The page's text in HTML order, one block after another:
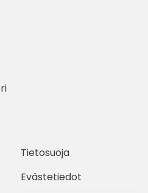
Tietosuoja
Evästetiedot